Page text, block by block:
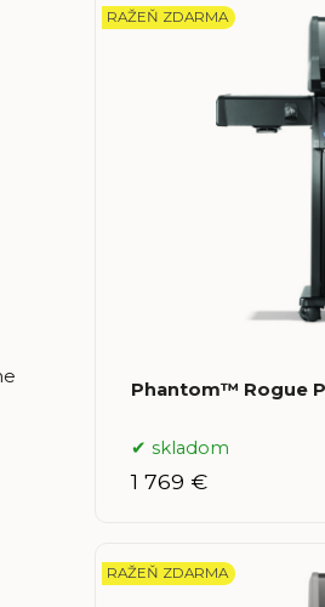
Phantom™ Rogue
RAŽEŇ ZDARMA
skladom
1 769 €
RAŽEŇ ZDARMA